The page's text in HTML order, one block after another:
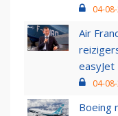
04-
Air
easyJet
04-
Boeing